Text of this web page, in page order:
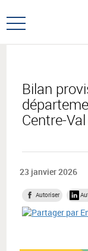
au
menu
au
contenu
Ouvrir
Bilan
Centre-
23 janvier 2026
Autoriser